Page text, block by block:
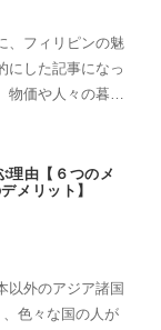
、フィリピンの魅
にした記事になっ
物価や人々の暮ら
理由【６つのメ
メリット】
以外のアジア諸国
色々な国の人が